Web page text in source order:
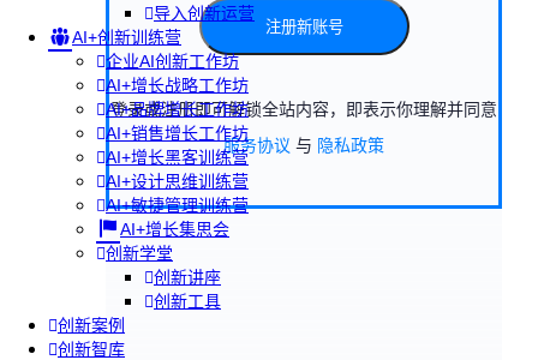
导入创新运营
AI+创新训练营
企业AI创新工作坊
AI+增长战略工作坊
AI+品牌增长工作坊
AI+销售增长工作坊
AI+增长黑客训练营
AI+设计思维训练营
AI+敏捷管理训练营
AI+增长集思会
创新学堂
创新讲座
创新工具
创新案例
创新智库
注册新账号
登录或注册即可解锁全站内容，即表示你理解并同意
服务协议 与 隐私政策